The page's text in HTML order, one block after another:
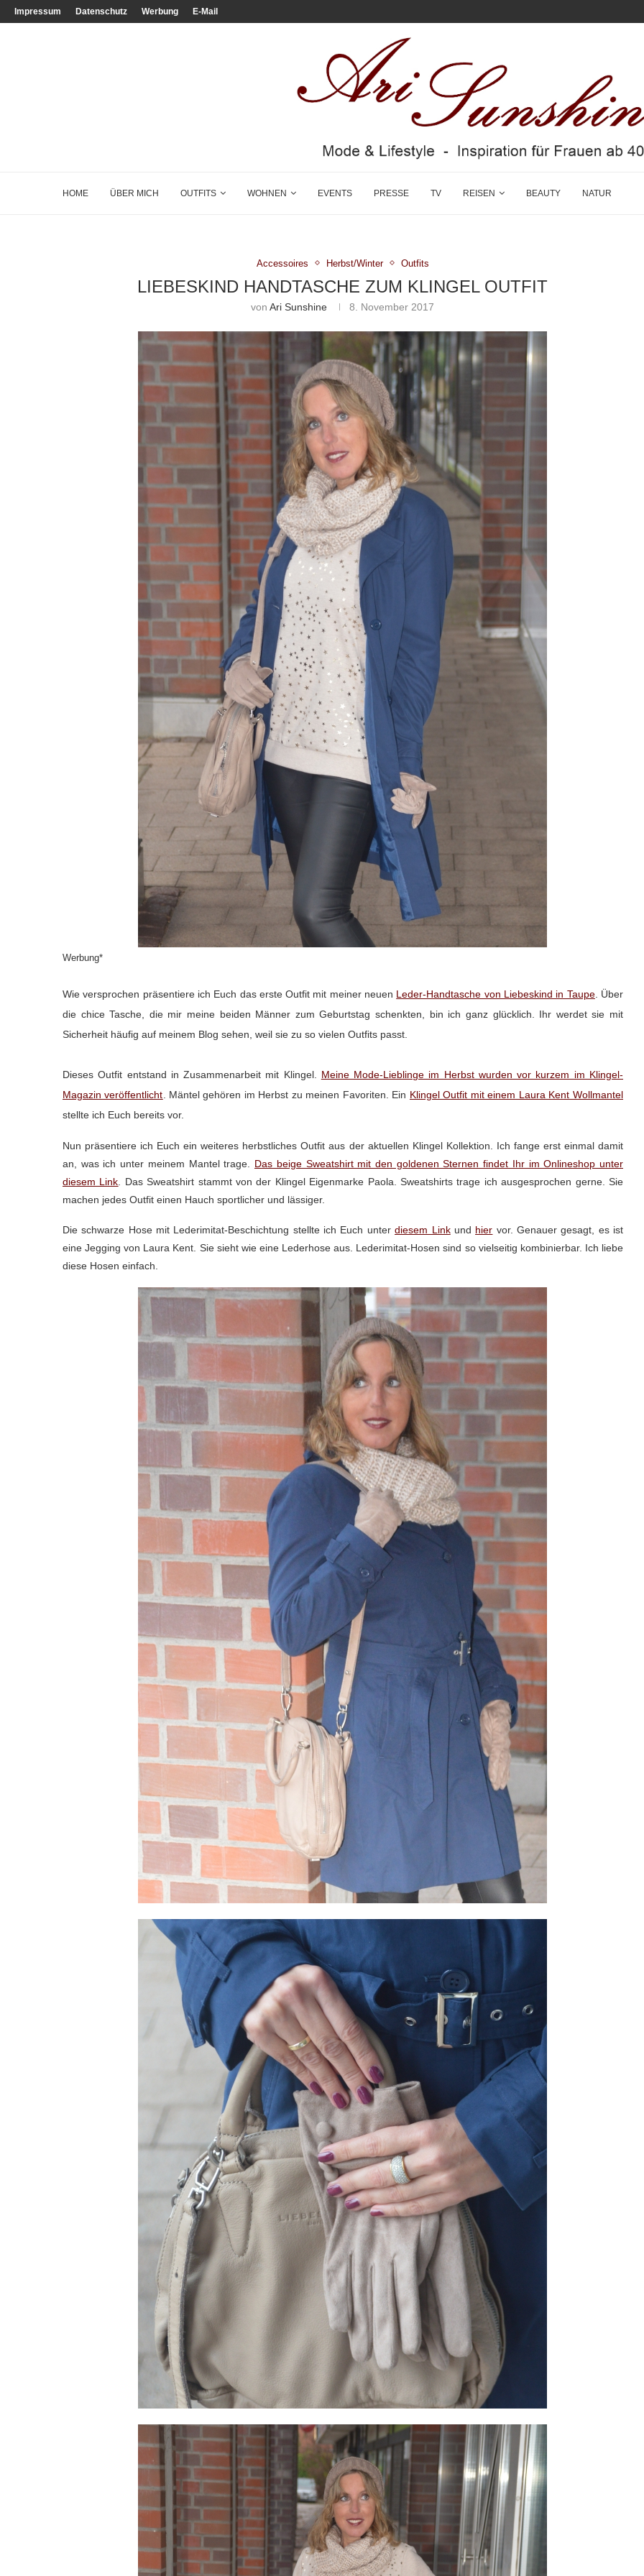
Impressum Datenschutz Werbung E-Mail
HOME ÜBER MICH OUTFITS WOHNEN EVENTS PRESSE TV REISEN BEAUTY NATUR
Accessoires Herbst/Winter Outfits
LIEBESKIND HANDTASCHE ZUM KLINGEL OUTFIT
vonAri Sunshine 8. November 2017
Werbung*
Wie versprochen präsentiere ich Euch das erste Outfit mit meiner neuen Leder-Handtasche von Liebeskind in Taupe. Über
die chice Tasche, die mir meine beiden Männer zum Geburtstag schenkten, bin ich ganz glücklich. Ihr werdet sie mit
Sicherheit häufig auf meinem Blog sehen, weil sie zu so vielen Outfits passt.
Dieses Outfit entstand in Zusammenarbeit mit Klingel. Meine Mode-Lieblinge im Herbst wurden vor kurzem im Klingel-
Magazin veröffentlicht . Mäntel gehören im Herbst zu meinen Favoriten. Ein Klingel Outfit mit einem Laura Kent Wollmantel
stellte ich Euch bereits vor.
Nun präsentiere ich Euch ein weiteres herbstliches Outfit aus der aktuellen Klingel Kollektion. Ich fange erst einmal damit
an, was ich unter meinem Mantel trage. Das beige Sweatshirt mit den goldenen Sternen findet Ihr im Onlineshop unter
diesem Link . Das Sweatshirt stammt von der Klingel Eigenmarke Paola. Sweatshirts trage ich ausgesprochen gerne. Sie
machen jedes Outfit einen Hauch sportlicher und lässiger.
Die schwarze Hose mit Lederimitat-Beschichtung stellte ich Euch unterdiesem Linkund hier vor. Genauer gesagt, es ist
eine Jegging von Laura Kent. Sie sieht wie eine Lederhose aus. Lederimitat-Hosen sind so vielseitig kombinierbar. Ich liebe
diese Hosen einfach.